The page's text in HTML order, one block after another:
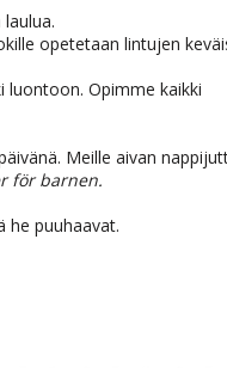
opetetaan lintujen
luontoon. Opimme kaikki
Meille aivan
för barnen.
he puuhaavat.